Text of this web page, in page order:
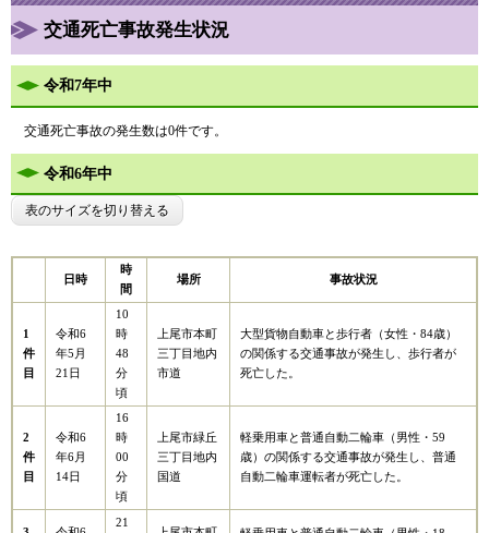
交通死亡事故発生状況
令和7年中
交通死亡事故の発生数は0件です。
令和6年中
表のサイズを切り替える
日時
時
間
場所 事故状況
1
件
目
令和6
年5月
21日
10
時
48
分
頃
上尾市本町
三丁目地内
市道
大型貨物自動車と歩行者（女性・84歳）
の関係する交通事故が発生し、歩行者が
死亡した。
2
件
目
令和6
年6月
14日
16
時
00
分
頃
上尾市緑丘
三丁目地内
国道
軽乗用車と普通自動二輪車（男性・59
歳）の関係する交通事故が発生し、普通
自動二輪車運転者が死亡した。
21